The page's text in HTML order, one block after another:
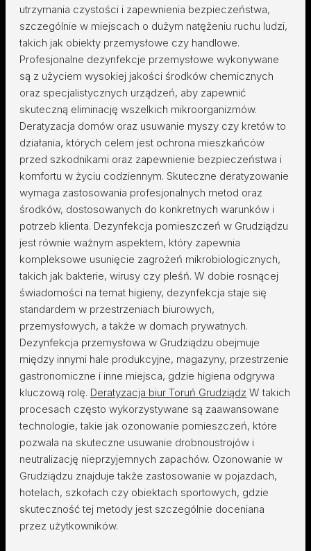
utrzymania czystości i zapewnienia bezpieczeństwa,
szczególnie w miejscach o dużym natężeniu ruchu ludzi,
takich jak obiekty przemysłowe czy handlowe.
Profesjonalne dezynfekcje przemysłowe wykonywane
są z użyciem wysokiej jakości środków chemicznych
oraz specjalistycznych urządzeń, aby zapewnić
skuteczną eliminację wszelkich mikroorganizmów.
Deratyzacja domów oraz usuwanie myszy czy kretów to
działania, których celem jest ochrona mieszkańców
przed szkodnikami oraz zapewnienie bezpieczeństwa i
komfortu w życiu codziennym. Skuteczne deratyzowanie
wymaga zastosowania profesjonalnych metod oraz
środków, dostosowanych do konkretnych warunków i
potrzeb klienta. Dezynfekcja pomieszczeń w Grudziądzu
jest równie ważnym aspektem, który zapewnia
kompleksowe usunięcie zagrożeń mikrobiologicznych,
takich jak bakterie, wirusy czy pleśń. W dobie rosnącej
świadomości na temat higieny, dezynfekcja staje się
standardem w przestrzeniach biurowych,
przemysłowych, a także w domach prywatnych.
Dezynfekcja przemysłowa w Grudziądzu obejmuje
między innymi hale produkcyjne, magazyny, przestrzenie
gastronomiczne i inne miejsca, gdzie higiena odgrywa
kluczową rolę. Deratyzacja biur Toruń Grudziądz W takich
procesach często wykorzystywane są zaawansowane
technologie, takie jak ozonowanie pomieszczeń, które
pozwala na skuteczne usuwanie drobnoustrojów i
neutralizację nieprzyjemnych zapachów. Ozonowanie w
Grudziądzu znajduje także zastosowanie w pojazdach,
hotelach, szkołach czy obiektach sportowych, gdzie
skuteczność tej metody jest szczególnie doceniana
przez użytkowników.